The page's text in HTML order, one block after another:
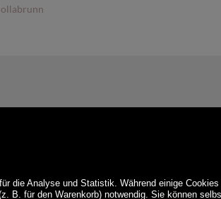
die Analyse und Statistik. Während einige
B. für den Warenkorb) notwendig. Sie können